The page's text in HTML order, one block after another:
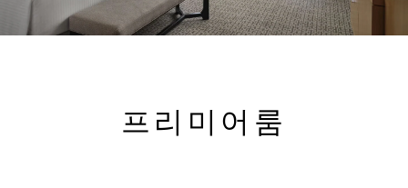
프리미어룸